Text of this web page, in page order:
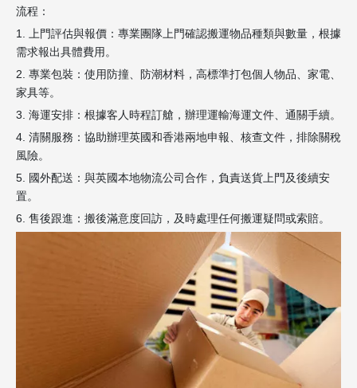
流程：
1. 上門評估與報價：專業團隊上門確認搬運物品種類與數量，根據
需求報出具體費用。
2. 專業包裝：使用防撞、防潮材料，高標準打包個人物品、家電、
家具等。
3. 海運安排：根據客人時程訂艙，辦理運輸海運文件、通關手續。
4. 清關服務：協助辦理英國和香港兩地申報、核查文件，排除關稅
風險。
5. 國外配送：與英國本地物流公司合作，負責送貨上門及後續安
置。
6. 售後跟進：搬後滿意度回訪，及時處理任何搬運疑問或索賠。